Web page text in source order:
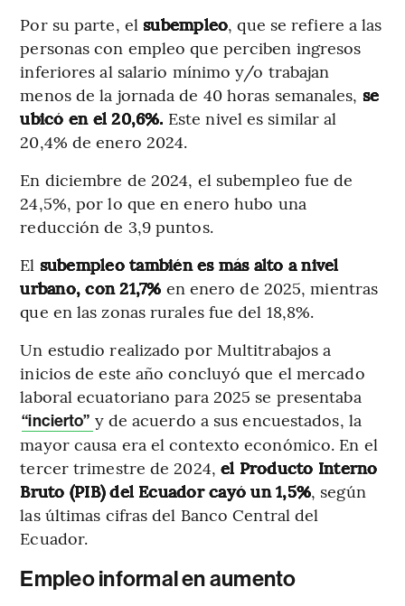
Por su parte, elsubempleo, que se refiere a las
personas con empleo que perciben ingresos
inferiores al salario mínimo y/o trabajan
menos de la jornada de 40 horas semanales, se
ubicó en el 20,6%. Este nivel es similar al
20,4% de enero 2024.
En diciembre de 2024, el subempleo fue de
24,5%, por lo que en enero hubo una
reducción de 3,9 puntos.
El subempleo también es más alto a nivel
urbano, con 21,7% en enero de 2025, mientras
que en las zonas rurales fue del 18,8%.
Un estudio realizado por Multitrabajos a
inicios de este año concluyó que el mercado
laboral ecuatoriano para 2025 se presentaba
“incierto” y de acuerdo a sus encuestados, la
mayor causa era el contexto económico. En el
tercer trimestre de 2024, el Producto Interno
Bruto (PIB) del Ecuador cayó un 1,5%, según
las últimas cifras del Banco Central del
Ecuador.
Empleo informal en aumento